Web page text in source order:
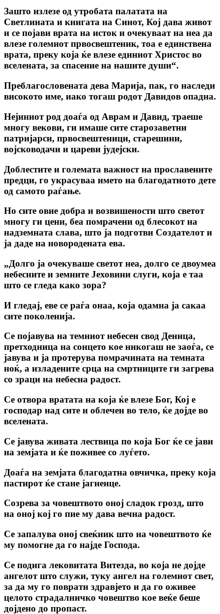
Зашто излезе од утробата палатата на
Светлината и книгата на Синот, Кој дава живот
и се појави врата на исток и очекуваат на неа да
влезе големиот првосвештеник, тоа е единствена
врата, преку која ќе влезе единиот Христос во
вселената, за спасение на нашите души“.
Преблагословената дева Марија, пак, го наследи
високото име, иако тогаш родот Давидов опадна.
Нејиниот род доаѓа од Аврам и Давид, траеше
многу векови, ги имаше сите старозаветни
патријарси, првосвештеници, старешини,
војсководачи и цареви јудејски.
Доблестите и големата важност на прославените
предци, го украсуваа името на благодатното дете
од самото раѓање.
Но сите овие добра и возвишености што светот
многу ги цени, беа помрачени од блесокот на
надземната слава, што ја подготви Создателот и
jа даде на новородената ева.
„Долго jа очекуваше светот неа, долго се двоумеа
небесните и земните Јеховини слуги, која е таа
што се гледа како зора?
И гледај, еве се раѓа онаа, која одамна jа сакаа
сите поколенија.
Се појавува на темниот небесен свод Деница,
претходница на сонцето кое никогаш не заоѓа, се
јавува и ја протерува помрачината на темната
ноќ, а изладените срца на смртниците ги загрева
со зраци на небесна радост.
Се отвора вратата на која ќе влезе Бог, Кој е
господар над сите и облечен во тело, ќе дојде во
вселената.
Се јавува живата лествица по која Бог ќе се јави
на земјата и ќе поживее со луѓето.
Доаѓа на земјата благодатна овчичка, преку која
пастирот ќе стане јагненце.
Созрева за човештвото оној сладок грозд, што
на оној кој го пие му дава вечна радост.
Се запалува оној свеќник што на човештвото ќе
му помогне да го најде Господа.
Се подига лековитата Витезда, во која не дојде
ангелот што служи, туку ангел на големиот свет,
за да му го поврати здравјето и да го оживее
целото страдалничко човештво кое веќе беше
дојдено до пропаст.